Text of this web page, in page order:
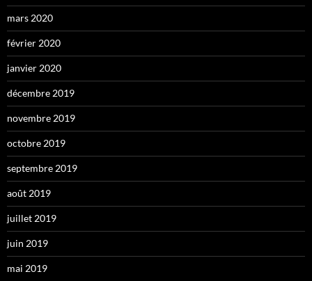
mars 2020
février 2020
janvier 2020
décembre 2019
novembre 2019
octobre 2019
septembre 2019
août 2019
juillet 2019
juin 2019
mai 2019